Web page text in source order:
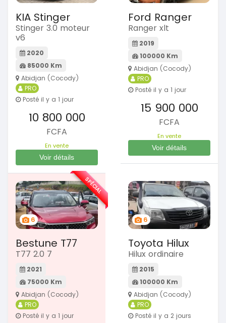
KIA Stinger
Stinger 3.0 moteur
v6
2020
85000 Km
Abidjan (Cocody)
PRO
Posté il y a 1 jour
10 800 000
FCFA
En vente
Voir détails
Ford Ranger
Ranger xlt
2019
100000 Km
Abidjan (Cocody)
PRO
Posté il y a 1 jour
15 900 000
FCFA
En vente
Voir détails
6
Bestune T77
T77 2.0 7
2021
75000 Km
Abidjan (Cocody)
PRO
Posté il y a 1 jour
SPÉCIAL
6
Toyota Hilux
Hilux ordinaire
2015
100000 Km
Abidjan (Cocody)
PRO
Posté il y a 2 jours